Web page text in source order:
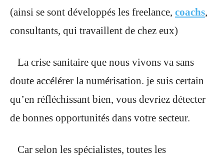
(ainsi se sont développés les freelance, coachs,
consultants, qui travaillent de chez eux)
La crise sanitaire que nous vivons va sans
doute accélérer la numérisation. je suis certain
qu’en réfléchissant bien, vous devriez détecter
de bonnes opportunités dans votre secteur.
Car selon les spécialistes, toutes les